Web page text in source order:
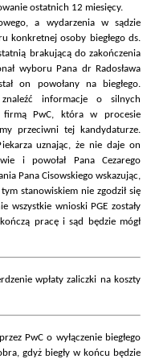
ostatnich 12 miesięcy.
a wydarzenia w sądzie
konkretnej osoby biegłego ds.
brakującą do zakończenia
wyboru Pana dr Radosława
on powołany na biegłego.
informacje o silnych
firmą PwC, która w procesie
przeciwni tej kandydaturze.
uznając, że nie daje on
i powołał Pana Cezarego
Pana Cisowskiego wskazując,
stanowiskiem nie zgodził się
wszystkie wnioski PGE zostały
pracę i sąd będzie mógł
wpłaty zaliczki na koszty
PwC o wyłączenie biegłego
gdyż biegły w końcu będzie